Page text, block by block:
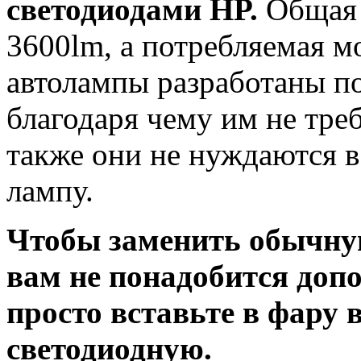
светодиодами HP. Общая
3600lm, а потребляемая
автолампы разработаны
благодаря чему им не
также они не нуждаются
лампу.
Чтобы заменить
вам не понадобится
просто вставьте в
светодиодную.